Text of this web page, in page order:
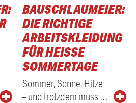
BAUSCHLAUMEIER:
DIE RICHTIGE
ARBEITSKLEIDUNG
FÜR HEISSE S
OMMERTAGE
Sommer, Sonne, Hitze
– und trotzdem muss …